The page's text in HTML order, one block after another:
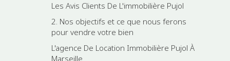
Les Avis Clients De L'immobilière Pujol
2. Nos objectifs et ce que nous ferons
pour vendre votre bien
L'agence De Location Immobilière Pujol À
Marseille